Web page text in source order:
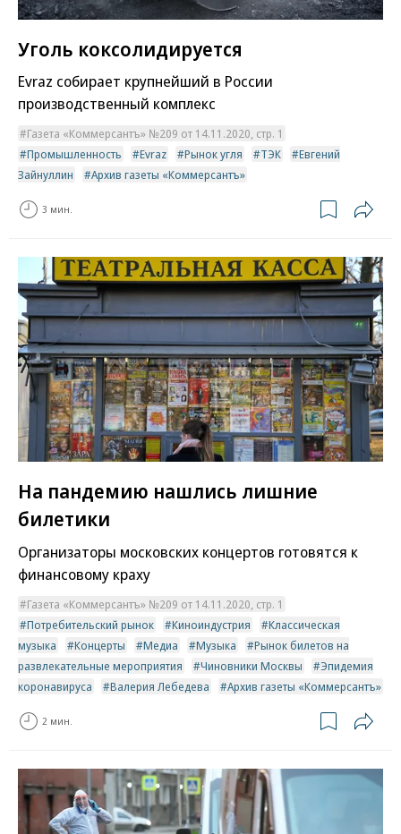
Уголь коксолидируется
Evraz собирает крупнейший в России
производственный комплекс
Газета «Коммерсантъ» №209 от 14.11.2020, стр. 1
Промышленность
Evraz Рынок угля ТЭК
Евгений
Зайнуллин
Архив газеты «Коммерсантъ»
3 мин.
На пандемию нашлись лишние
билетики
Организаторы московских концертов готовятся к
финансовому краху
Газета «Коммерсантъ» №209 от 14.11.2020, стр. 1
Потребительский рынок
Киноиндустрия
Классическая
музыка
Концерты Медиа Музыка
Рынок билетов на
развлекательные мероприятия
Чиновники Москвы
Эпидемия
коронавируса
Валерия Лебедева Архив газеты «Коммерсантъ»
2 мин.